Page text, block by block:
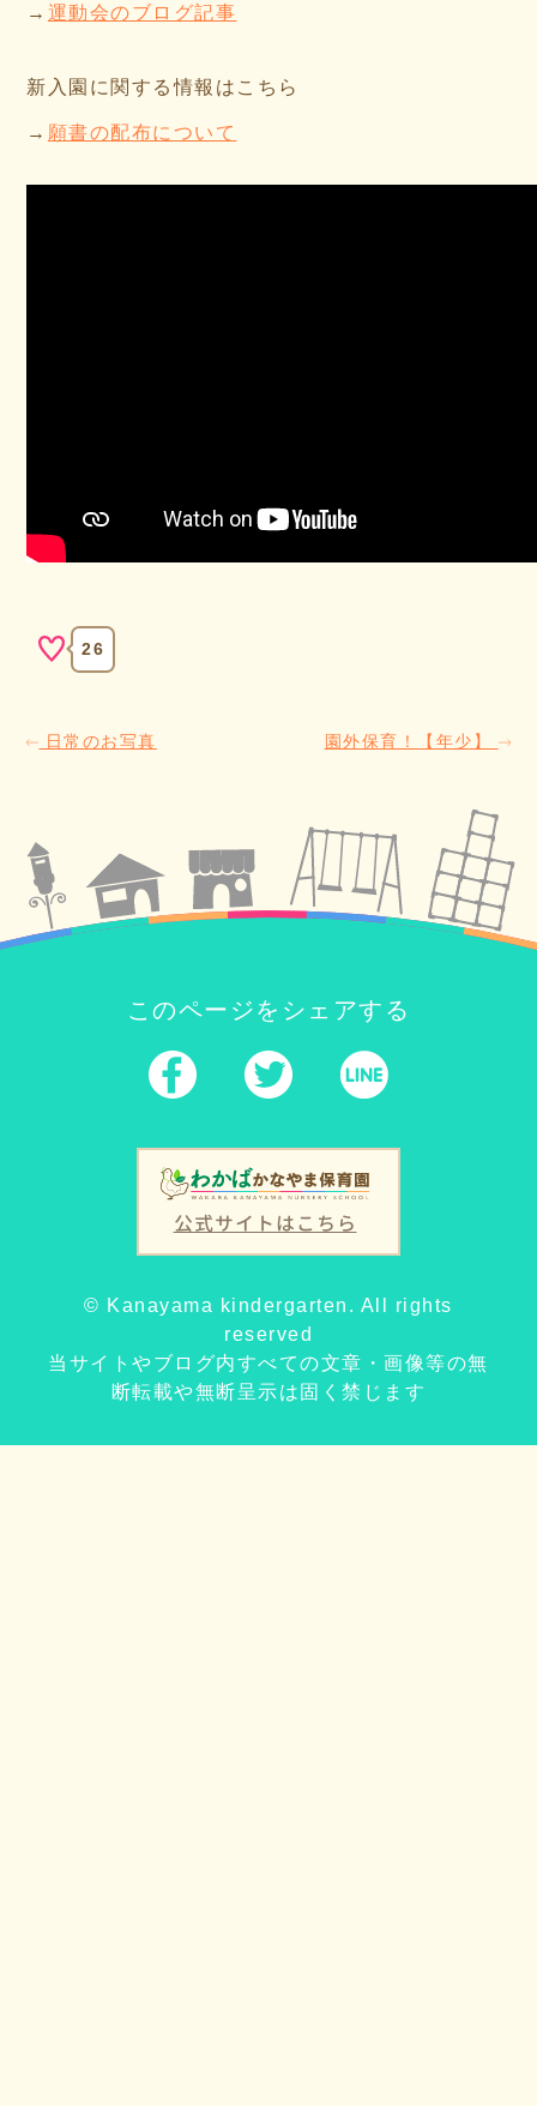
→ 運動会のブログ記事
新入園に関する情報はこちら
→ 願書の配布について
26
日常のお写真 園外保育！【年少】
このページをシェアする
公式サイトはこちら
© Kanayama kindergarten. All rights
reserved
当サイトやブログ内すべての文章・画像等の無
断転載や無断呈示は固く禁じます